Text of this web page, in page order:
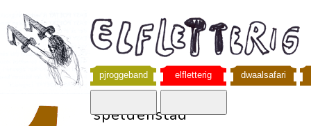
pjroggeband elfletterig dwaalsafari
speldenstad